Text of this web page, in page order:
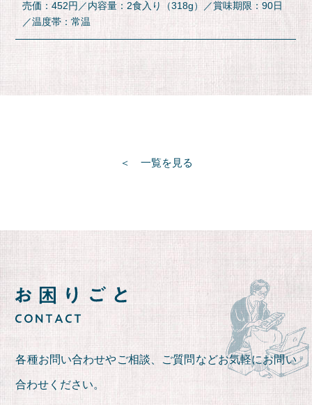
売価：452円／内容量：2食入り（318g）／賞味期限：90日
／温度帯：常温
一覧を見る
各種お問い合わせやご相談、ご質問などお気軽にお問い
合わせください。